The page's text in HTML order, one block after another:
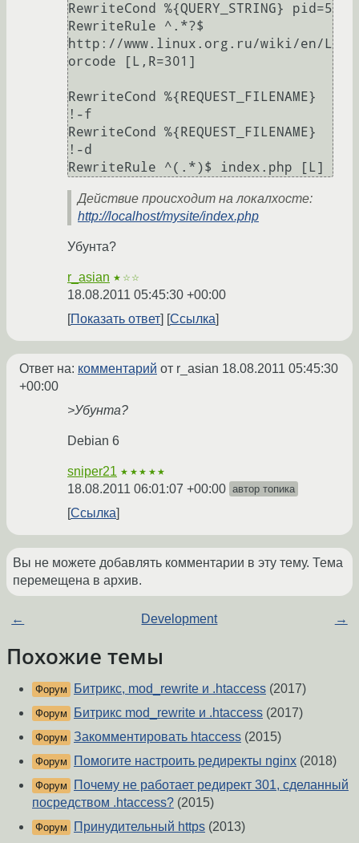
RewriteCond %{QUERY_STRING} pid=5
RewriteRule ^.*?$
http://www.linux.org.ru/wiki/en/L
orcode [L,R=301]
RewriteCond %{REQUEST_FILENAME}
!-f
RewriteCond %{REQUEST_FILENAME}
!-d
Действие происходит на локалхосте:
http://localhost/mysite/index.php
Убунта?
r_asian ★☆☆
18.08.2011 05:45:30 +00:00
Показать ответ
Ссылка
Ответ на: комментарий от r_asian 18.08.2011 05:45:30
+00:00
>Убунта?
Debian 6
sniper21 ★★★★★
18.08.2011 06:01:07 +00:00 автор топика
Ссылка
Вы не можете добавлять комментарии в эту тему. Тема
перемещена в архив.
← Development →
Похожие темы
Форум Битрикс, mod_rewrite и .htaccess (2017)
Форум Битрикс mod_rewrite и .htaccess (2017)
Форум Закомментировать htaccess (2015)
Форум Помогите настроить редиректы nginx (2018)
Форум
Почему не работает редирект 301, сделанный
посредством .htaccess? (2015)
Форум Принудительный https (2013)